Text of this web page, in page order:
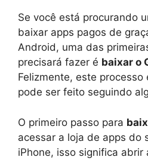
Se você está procurando
baixar apps pagos de
Android, uma das
precisará fazer é baixar o
Felizmente, este
pode ser feito seguindo
O primeiro passo para
acessar a loja de apps do
iPhone, isso significa abrir